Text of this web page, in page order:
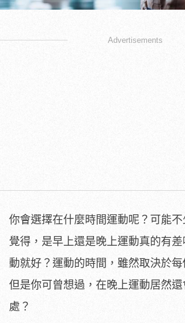
Advertisements
你會選擇在什麼時間運動呢？可能
覺得，是早上還是晚上運動真的有
動就好？運動的時間，雖然取決於每
但是你可曾想過，在晚上運動居然
處？